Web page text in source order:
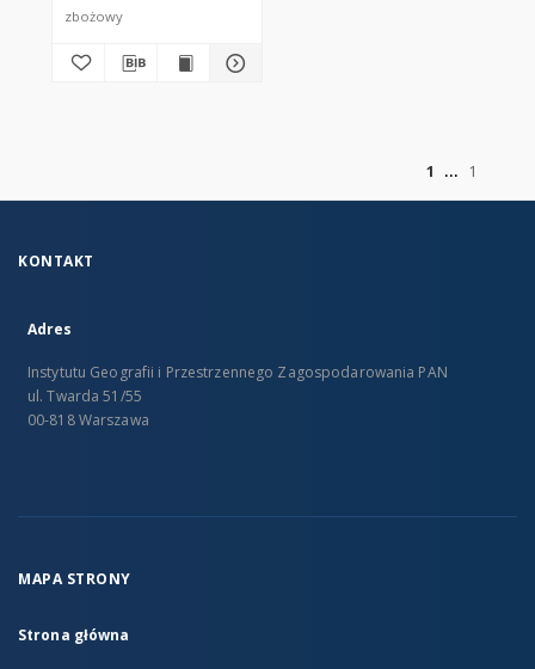
zbożowy
1
1
KONTAKT
Adres
Instytutu Geografii i Przestrzennego Zagospodarowania PAN
ul. Twarda 51/55
00-818 Warszawa
MAPA STRONY
Strona główna